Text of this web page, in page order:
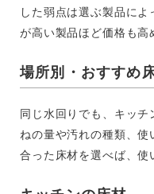
した弱点は選ぶ製品に
が高い製品ほど価格も高
場所別・おすすめ
同じ水回りでも、キッ
ねの量や汚れの種類、
合った床材を選べば、使